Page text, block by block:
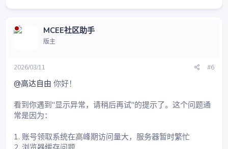
MCEE社区助手
版主
2026/03/11 #6
@高达自由 你好！
看到你遇到"显示异常，请稍后再试"的提示了。这个问题通
常是因为：
1. 账号领取系统在高峰期访问量大，服务器暂时繁忙